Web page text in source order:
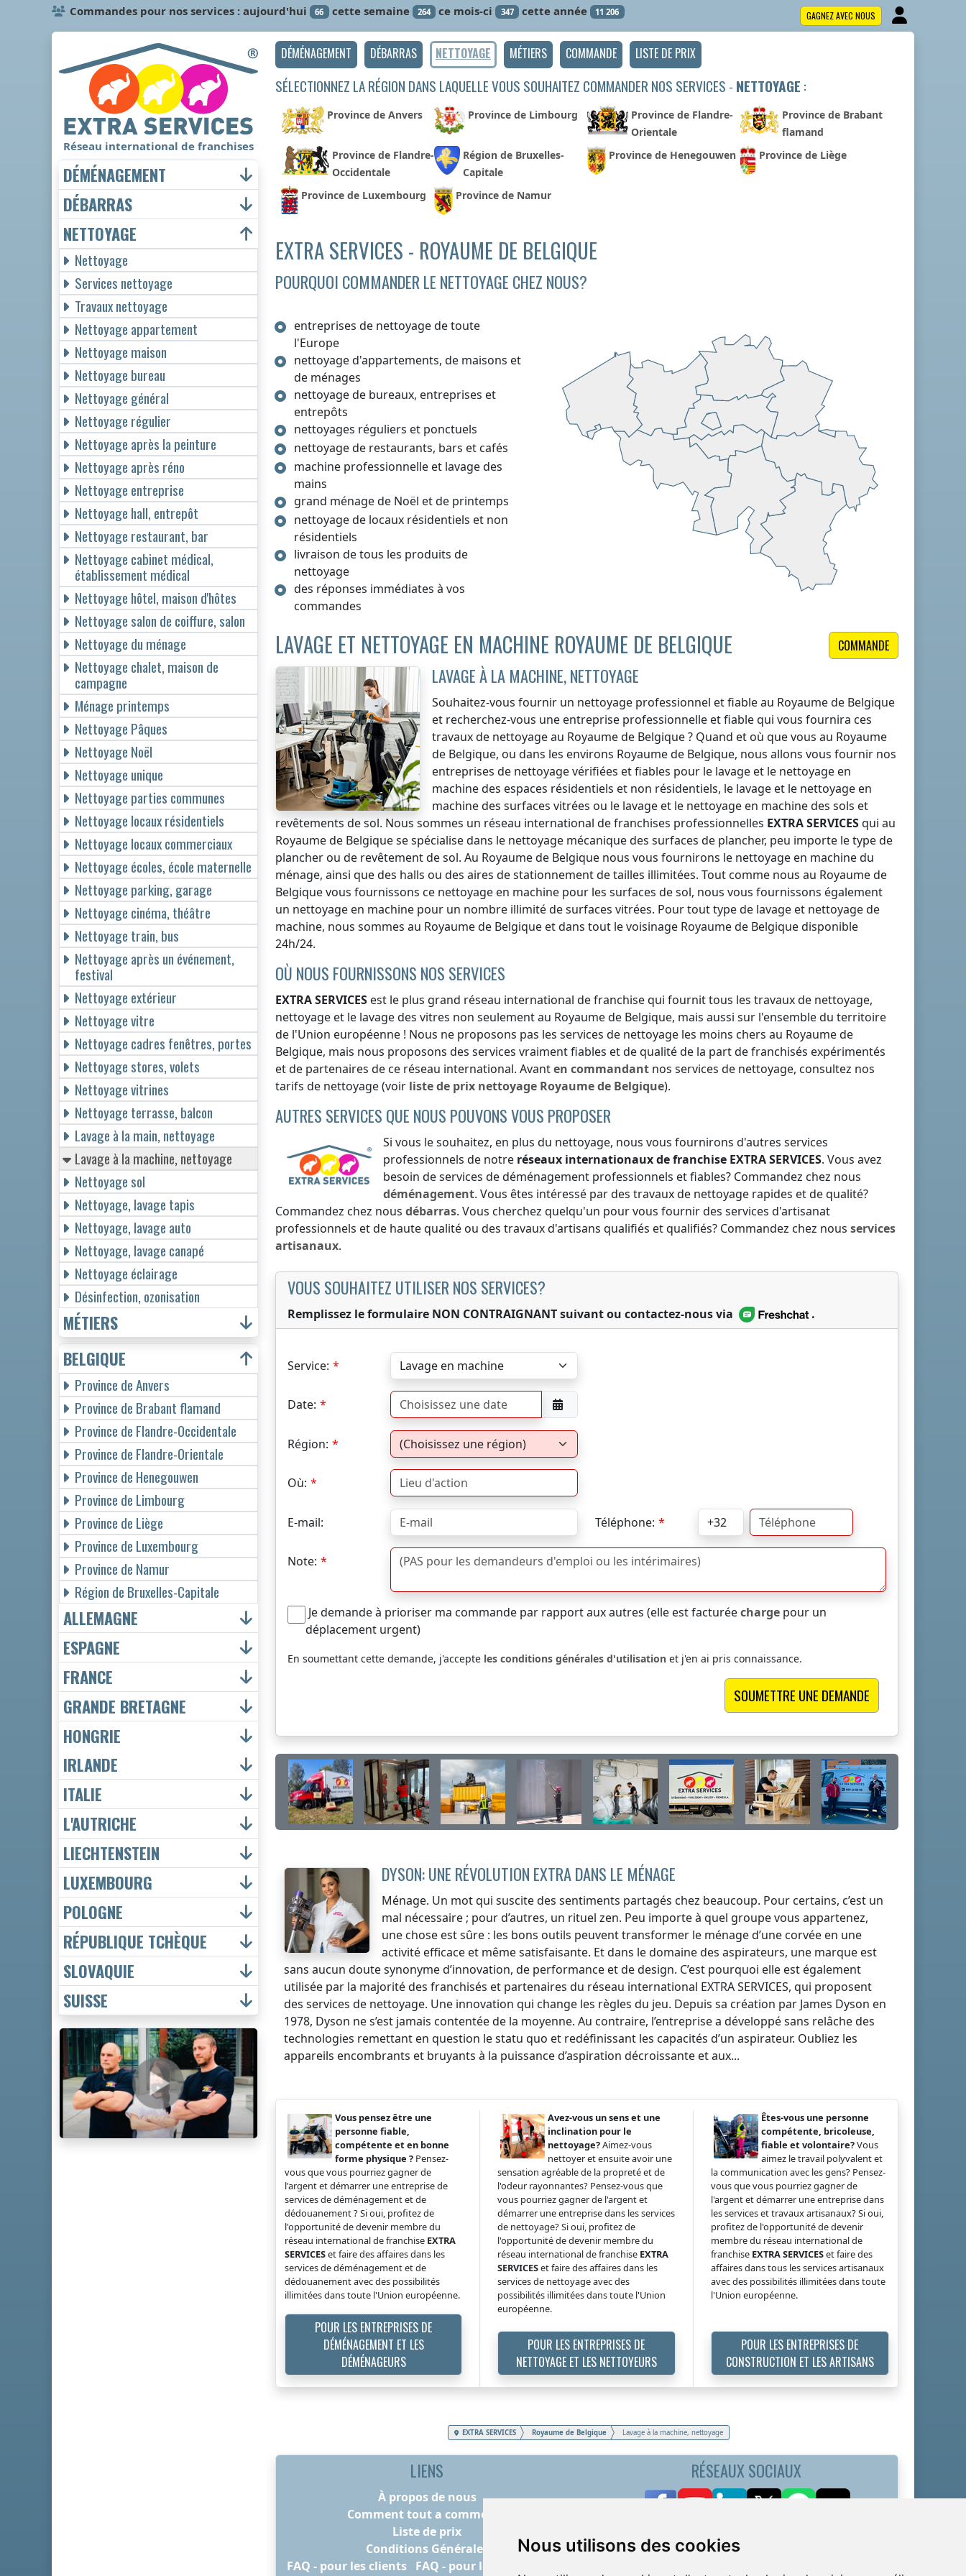
Nous utilisons des cookies
Commandes pour nos services : aujourd'hui 66 cette semaine 264 ce mois-ci 347 cette année 11 206 GAGNEZ AVEC NOUS
DÉMÉNAGEMENT DÉBARRAS NETTOYAGE MÉTIERS COMMANDE LISTE DE PRIX
SÉLECTIONNEZ LA RÉGION DANS LAQUELLE VOUS SOUHAITEZ COMMANDER NOS SERVICES - NETTOYAGE :
Province de Anvers Province de Limbourg
Province de Flandre-
Orientale
Province de Brabant
flamand
Province de Flandre-
Occidentale
Région de Bruxelles-
Capitale
Province de Henegouwen Province de Liège
Province de Luxembourg Province de Namur
EXTRA SERVICES - ROYAUME DE BELGIQUE
POURQUOI COMMANDER LE NETTOYAGE CHEZ NOUS?
entreprises de nettoyage de toute
l'Europe
nettoyage d'appartements, de maisons et
de ménages
nettoyage de bureaux, entreprises et
entrepôts
nettoyages réguliers et ponctuels
nettoyage de restaurants, bars et cafés
machine professionnelle et lavage des
mains
grand ménage de Noël et de printemps
nettoyage de locaux résidentiels et non
résidentiels
livraison de tous les produits de
nettoyage
des réponses immédiates à vos
commandes
COMMANDE
LAVAGE ET NETTOYAGE EN MACHINE ROYAUME DE BELGIQUE
LAVAGE À LA MACHINE, NETTOYAGE
Souhaitez-vous fournir un nettoyage professionnel et fiableau Royaume de Belgique
et recherchez-vous une entreprise professionnelle et fiable qui vous fournira ces
travaux de nettoyageau Royaume de Belgique? Quand et où que vous au Royaume
de Belgique, ou dans les environs Royaume de Belgique, nous allons vous fournir nos
entreprises de nettoyage vérifiées et fiables pour le lavage et le nettoyage en
machine des espaces résidentiels et non résidentiels, le lavage et le nettoyage en
machine des surfaces vitrées ou le lavage et le nettoyage en machine des sols et
revêtements de sol. Nous sommes un réseau international de franchises professionnelles EXTRA SERVICESqui au
Royaume de Belgiquese spécialise dans le nettoyage mécanique des surfaces de plancher, peu importe le type de
plancher ou de revêtement de sol. Au Royaume de Belgique nous vous fournirons le nettoyage en machine du
ménage, ainsi que des halls ou des aires de stationnement de tailles illimitées. Tout comme nous au Royaume de
Belgiquevous fournissons ce nettoyage en machine pour les surfaces de sol, nous vous fournissons également
un nettoyage en machine pour un nombre illimité de surfaces vitrées. Pour tout type de lavage et nettoyage de
machine, nous sommes au Royaume de Belgique et dans tout le voisinage Royaume de Belgiquedisponible
24h/24.
OÙ NOUS FOURNISSONS NOS SERVICES
EXTRA SERVICES est le plus grand réseau international de franchise qui fournit tous les travaux de nettoyage,
nettoyage et le lavage des vitres non seulementau Royaume de Belgique, mais aussi sur l'ensemble du territoire
de l'Union européenne ! Nous ne proposons pas les services de nettoyage les moins chers au Royaume de
Belgique, mais nous proposons des services vraiment fiables et de qualité de la part de franchisés expérimentés
et de partenaires de ce réseau international. Avanten commandant nos services de nettoyage, consultez nos
tarifs de nettoyage (voir liste de prix nettoyage Royaume de Belgique).
AUTRES SERVICES QUE NOUS POUVONS VOUS PROPOSER
Si vous le souhaitez, en plus du nettoyage, nous vous fournirons d'autres services
professionnels de notre réseaux internationaux de franchise EXTRA SERVICES. Vous avez
besoin de services de déménagement professionnels et fiables? Commandez chez nous
déménagement. Vous êtes intéressé par des travaux de nettoyage rapides et de qualité?
Commandez chez nous débarras. Vous cherchez quelqu'un pour vous fournir des services d'artisanat
professionnels et de haute qualité ou des travaux d'artisans qualifiés et qualifiés? Commandez chez nous services
artisanaux.
VOUS SOUHAITEZ UTILISER NOS SERVICES?
Remplissez le formulaire NON CONTRAIGNANT suivant ou contactez-nous via .
Service:
Date:
Région:
Où:
E-mail: Téléphone:
Note:
Je demande à prioriser ma commande par rapport aux autres (elle est facturéecharge pour un
déplacement urgent)
En soumettant cette demande, j'accepte les conditions générales d'utilisation et j'en ai pris connaissance.
DYSON: UNE RÉVOLUTION EXTRA DANS LE MÉNAGE
Ménage. Un mot qui suscite des sentiments partagés chez beaucoup. Pour certains, c’est un
mal nécessaire ; pour d’autres, un rituel zen. Peu importe à quel groupe vous appartenez,
une chose est sûre : les bons outils peuvent transformer le ménage d’une corvée en une
activité efficace et même satisfaisante. Et dans le domaine des aspirateurs, une marque est
sans aucun doute synonyme d’innovation, de performance et de design. C’est pourquoi elle est également
utilisée par la majorité des franchisés et partenaires du réseau international EXTRA SERVICES, qui proposent
des services de nettoyage. Une innovation qui change les règles du jeu. Depuis sa création par James Dyson en
1978, Dyson ne s’est jamais contentée de la moyenne. Au contraire, l’entreprise a développé sans relâche des
technologies remettant en question le statu quo et redéfinissant les capacités d’un aspirateur. Oubliez les
appareils encombrants et bruyants à la puissance d’aspiration décroissante et aux...
Vous pensez être une
personne fiable,
compétente et en bonne
forme physique ? Pensez-
vous que vous pourriez gagner de
l'argent et démarrer une entreprise de
services de déménagement et de
dédouanement ? Si oui, profitez de
l'opportunité de devenir membre du
réseau international de franchise EXTRA
SERVICESet faire des affaires dans les
services de déménagement et de
dédouanement avec des possibilités
illimitées dans toute l'Union européenne.
POUR LES ENTREPRISES DE
DÉMÉNAGEMENT ET LES
DÉMÉNAGEURS
Avez-vous un sens et une
inclination pour le
nettoyage?Aimez-vous
nettoyer et ensuite avoir une
sensation agréable de la propreté et de
l'odeur rayonnantes? Pensez-vous que
vous pourriez gagner de l'argent et
démarrer une entreprise dans les services
de nettoyage? Si oui, profitez de
l'opportunité de devenir membre du
réseau international de franchise EXTRA
SERVICESet faire des affaires dans les
services de nettoyage avec des
possibilités illimitées dans toute l'Union
européenne.
POUR LES ENTREPRISES DE
NETTOYAGE ET LES NETTOYEURS
Êtes-vous une personne
compétente, bricoleuse,
fiable et volontaire?Vous
aimez le travail polyvalent et
la communication avec les gens? Pensez-
vous que vous pourriez gagner de
l'argent et démarrer une entreprise dans
les services et travaux artisanaux? Si oui,
profitez de l'opportunité de devenir
membre du réseau international de
franchise EXTRA SERVICESet faire des
affaires dans tous les services artisanaux
avec des possibilités illimitées dans toute
l'Union européenne.
POUR LES ENTREPRISES DE
CONSTRUCTION ET LES ARTISANS
EXTRA SERVICES Royaume de Belgique Lavage à la machine, nettoyage
LIENS
À propos de nous
Comment tout a commencé
Liste de prix
Conditions Générales
FAQ - pour les clients FAQ - pour les prestataires
RÉSEAUX SOCIAUX
Réseau international de franchises
DÉMÉNAGEMENT
DÉBARRAS
NETTOYAGE
Nettoyage
Services nettoyage
Travaux nettoyage
Nettoyage appartement
Nettoyage maison
Nettoyage bureau
Nettoyage général
Nettoyage régulier
Nettoyage après la peinture
Nettoyage après réno
Nettoyage entreprise
Nettoyage hall, entrepôt
Nettoyage restaurant, bar
Nettoyage cabinet médical,
établissement médical
Nettoyage hôtel, maison d'hôtes
Nettoyage salon de coiffure, salon
Nettoyage du ménage
Nettoyage chalet, maison de
campagne
Ménage printemps
Nettoyage Pâques
Nettoyage Noël
Nettoyage unique
Nettoyage parties communes
Nettoyage locaux résidentiels
Nettoyage locaux commerciaux
Nettoyage écoles, école maternelle
Nettoyage parking, garage
Nettoyage cinéma, théâtre
Nettoyage train, bus
Nettoyage après un événement,
festival
Nettoyage extérieur
Nettoyage vitre
Nettoyage cadres fenêtres, portes
Nettoyage stores, volets
Nettoyage vitrines
Nettoyage terrasse, balcon
Lavage à la main, nettoyage
Lavage à la machine, nettoyage
Nettoyage sol
Nettoyage, lavage tapis
Nettoyage, lavage auto
Nettoyage, lavage canapé
Nettoyage éclairage
Désinfection, ozonisation
MÉTIERS
BELGIQUE
Province de Anvers
Province de Brabant flamand
Province de Flandre-Occidentale
Province de Flandre-Orientale
Province de Henegouwen
Province de Limbourg
Province de Liège
Province de Luxembourg
Province de Namur
Région de Bruxelles-Capitale
ALLEMAGNE
ESPAGNE
FRANCE
GRANDE BRETAGNE
HONGRIE
IRLANDE
ITALIE
L'AUTRICHE
LIECHTENSTEIN
LUXEMBOURG
POLOGNE
RÉPUBLIQUE TCHÈQUE
SLOVAQUIE
SUISSE